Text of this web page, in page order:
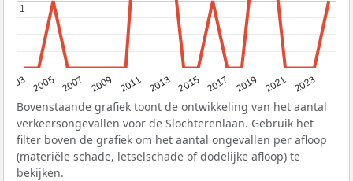
2003 2005 2007 2009 2011 2013 2015 2017 2019 2021 2023
1
1
Bovenstaande grafiek toont de ontwikkeling van het aantal
verkeersongevallen voor de Slochterenlaan. Gebruik het
filter boven de grafiek om het aantal ongevallen per afloop
(materiële schade, letselschade of dodelijke afloop) te
bekijken.